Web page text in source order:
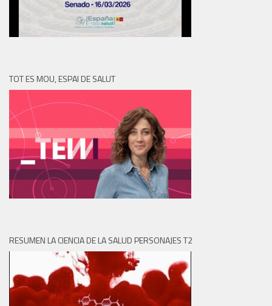
TOT ES MOU, ESPAI DE SALUT
RESUMEN LA CIENCIA DE LA SALUD PERSONAJES T2